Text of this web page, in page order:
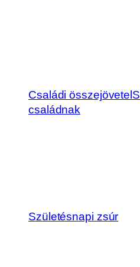
Családi összejövetel
családnak
Születésnapi zsúr